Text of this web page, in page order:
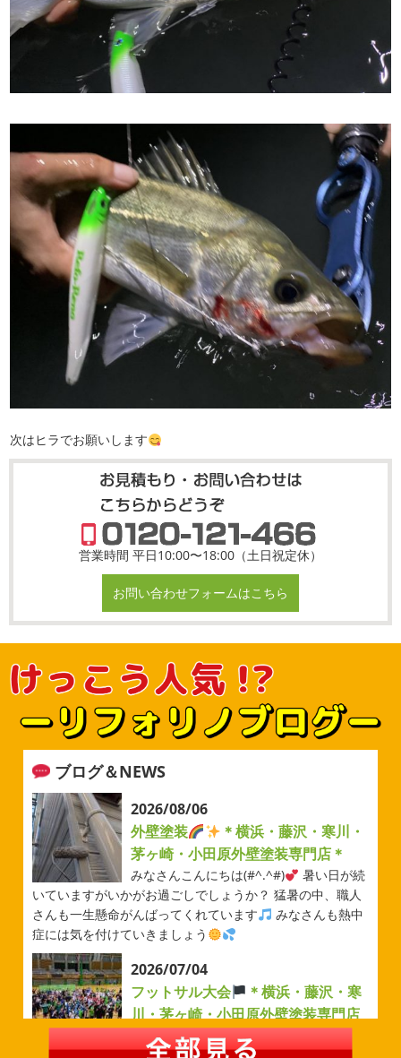
次はヒラでお願いします
営業時間 平日10:00〜18:00（土日祝定休）
お問い合わせフォームはこちら
ブログ＆NEWS
2026/08/06
外壁塗装
＊横浜・藤沢・寒川・
茅ヶ崎・小田原外壁塗装専門店＊
みなさんこんにちは(#^.^#)
暑い日が続
いていますがいかがお過ごしでしょうか？ 猛暑の中、職人
さんも一生懸命がんばってくれています
みなさんも熱中
症には気を付けていきましょう
2026/07/04
フットサル大会
＊横浜・藤沢・寒
川・茅ヶ崎・小田原外壁塗装専門店
＊